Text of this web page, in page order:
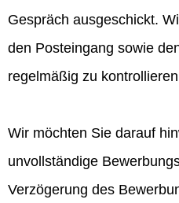
Gespräch ausgeschickt.
den Posteingang sowie
regelmäßig zu
Wir möchten Sie darauf
unvollständige
Verzögerung des